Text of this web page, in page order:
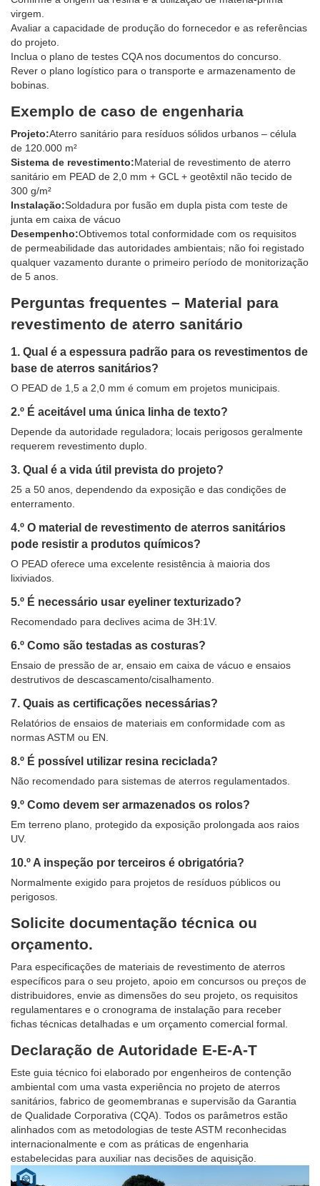
virgem.
Avaliar a capacidade de produção do fornecedor e as referências
do projeto.
Inclua o plano de testes CQA nos documentos do concurso.
Rever o plano logístico para o transporte e armazenamento de
bobinas.
Exemplo de caso de engenharia
Projeto:Aterro sanitário para resíduos sólidos urbanos – célula
de 120.000 m²
Sistema de revestimento:Material de revestimento de aterro
sanitário em PEAD de 2,0 mm + GCL + geotêxtil não tecido de
300 g/m²
Instalação:Soldadura por fusão em dupla pista com teste de
junta em caixa de vácuo
Desempenho:Obtivemos total conformidade com os requisitos
de permeabilidade das autoridades ambientais; não foi registado
qualquer vazamento durante o primeiro período de monitorização
de 5 anos.
Perguntas frequentes – Material para
revestimento de aterro sanitário
1. Qual é a espessura padrão para os revestimentos de
base de aterros sanitários?
O PEAD de 1,5 a 2,0 mm é comum em projetos municipais.
2.º É aceitável uma única linha de texto?
Depende da autoridade reguladora; locais perigosos geralmente
requerem revestimento duplo.
3. Qual é a vida útil prevista do projeto?
25 a 50 anos, dependendo da exposição e das condições de
enterramento.
4.º O material de revestimento de aterros sanitários
pode resistir a produtos químicos?
O PEAD oferece uma excelente resistência à maioria dos
lixiviados.
5.º É necessário usar eyeliner texturizado?
Recomendado para declives acima de 3H:1V.
6.º Como são testadas as costuras?
Ensaio de pressão de ar, ensaio em caixa de vácuo e ensaios
destrutivos de descascamento/cisalhamento.
7. Quais as certificações necessárias?
Relatórios de ensaios de materiais em conformidade com as
normas ASTM ou EN.
8.º É possível utilizar resina reciclada?
Não recomendado para sistemas de aterros regulamentados.
9.º Como devem ser armazenados os rolos?
Em terreno plano, protegido da exposição prolongada aos raios
UV.
10.º A inspeção por terceiros é obrigatória?
Normalmente exigido para projetos de resíduos públicos ou
perigosos.
Solicite documentação técnica ou
orçamento.
Para especificações de materiais de revestimento de aterros
específicos para o seu projeto, apoio em concursos ou preços de
distribuidores, envie as dimensões do seu projeto, os requisitos
regulamentares e o cronograma de instalação para receber
fichas técnicas detalhadas e um orçamento comercial formal.
Declaração de Autoridade E-E-A-T
Este guia técnico foi elaborado por engenheiros de contenção
ambiental com uma vasta experiência no projeto de aterros
sanitários, fabrico de geomembranas e supervisão da Garantia
de Qualidade Corporativa (CQA). Todos os parâmetros estão
alinhados com as metodologias de teste ASTM reconhecidas
internacionalmente e com as práticas de engenharia
estabelecidas para auxiliar nas decisões de aquisição.